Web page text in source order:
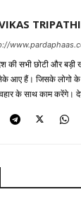
TRIPATHI
की सभी छोटी और बड़ी
आए हैं। जिसके लोगो
के साथ काम करेंगे।